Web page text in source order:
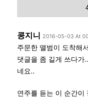
콩지니 2016-05-03 At
주문한 앨범이 도착해
댓글을 좀 길게 쓰다
네요..
연주를 듣는 이 순간이